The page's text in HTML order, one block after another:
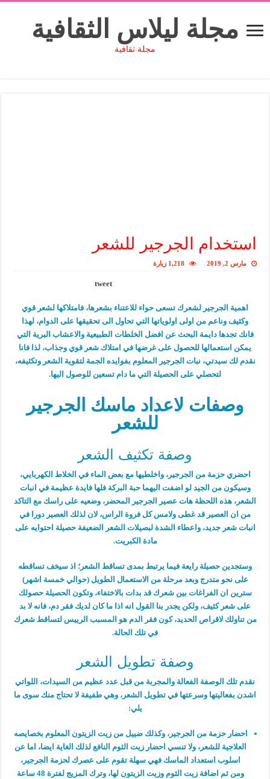
مجلة ليلاس الثقافية
مجلة ثقافية
استخدام الجرجير للشعر
مارس 2, 2019 1,218 زيارة
tweet
اهمية الجرجير لشعرك تسعى حواء للاعتناء بشعرها، فامتلاكها لشعر قوي
وكثيف وناعم من اولى اولوياتها التي تحاول الى تحقيقها على الدوام، لهذا
فانك تجدها دايمة البحث عن افضل الخلطات الطبيعية والاعشاب البرية التي
يمكن استعمالها للحصول على غرضها في امتلاك شعر قوي وجذاب، لذا فانا
نقدم لك سيدتي، نبات الجرجير المعلوم بفوايده الجمة لتقوية الشعر وتكثيفه،
لتحصلي على الحصيلة التي ما دام تسعين للوصول اليها.
وصفات لاعداد ماسك الجرجير
للشعر
وصفة تكثيف الشعر
احضري حزمة من الجرجير، واخلطيها مع بعض الماء في الخلاط الكهربايي،
وسيكون من الجيد لو اضفت اليهما حبة البركة فلها فايدة عظيمة في انبات
الشعر، هذه اللحظة هات عصير الجرجير المحضر، وضعيه على راسك مع التاكد
من ان العصير قد غطى ولامس كل فروة الراس، لان لذلك العصير دورا في
انبات شعر جديد، واعطاء الشدة لبصيلات الشعر الضعيفة حصيلة احتوايه على
مادة الكبريت.
وستجدين حصيلة رايعة فيما يرتبط بمدى تساقط الشعر؛ اذ سيخف تساقطه
على نحو متدرج وبعد مرحلة من الاستعمال الطويل (حوالي خمسة اشهر)
سترين ان الفراغات بين شعرك قد بدات بالاختفاء، وتكون الحصيلة حصولك
على شعر كثيف، ولكن يجدر بنا القول انه اذا ما كان لديك فقر دم، فانه لا بد
من تناولك لاقراص الحديد، كون فقر الدم هو المسبب الرييس لتساقط شعرك
في تلك الحالة.
وصفة تطويل الشعر
نقدم تلك الوصفة الفعالة والمجربة من قبل عدد عظيم من السيدات، اللواتي
اشدن بفعاليتها وسرعتها في تطويل الشعر، وهي طفيفة لا تحتاج منك سوى ما
يلي:
احضار حزمة من الجرجير، وكذلك ضييل من زيت الزيتون المعلوم بخصايصه
العلاجية للشعر، ولا تنسي احضار زيت الثوم النافع لذلك الغاية ايضا، اما عن
اسلوب استعداد الماسك فهي سهلة تقوم على عصرك لحزمة الجرجير،
ومن ثم اضافة زيت الثوم وزيت الزيتون لها، وترك المزيج لفترة 48 ساعة